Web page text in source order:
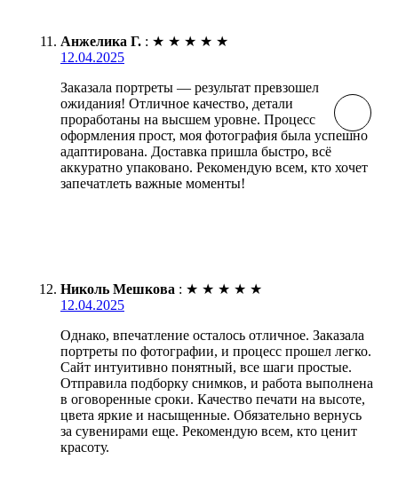
Анжелика Г. : ★ ★ ★ ★ ★
12.04.2025
Заказала портреты — результат превзошел
ожидания! Отличное качество, детали
проработаны на высшем уровне. Процесс
оформления прост, моя фотография была успешно
адаптирована. Доставка пришла быстро, всё
аккуратно упаковано. Рекомендую всем, кто хочет
запечатлеть важные моменты!
Николь Мешкова : ★ ★ ★ ★ ★
12.04.2025
Однако, впечатление осталось отличное. Заказала
портреты по фотографии, и процесс прошел легко.
Сайт интуитивно понятный, все шаги простые.
Отправила подборку снимков, и работа выполнена
в оговоренные сроки. Качество печати на высоте,
цвета яркие и насыщенные. Обязательно вернусь
за сувенирами еще. Рекомендую всем, кто ценит
красоту.